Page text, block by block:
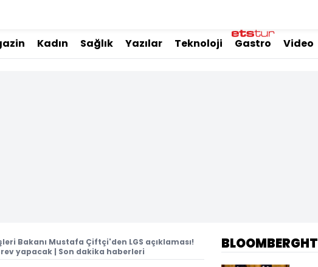
Kadın Sağlık Yazılar Teknoloji Gastro Video
Bakanı Mustafa Çiftçi'den LGS açıklaması!
yapacak | Son dakika haberleri
BLOOMBERGHT